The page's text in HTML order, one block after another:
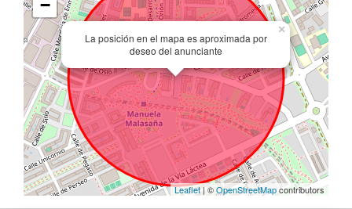
La posición en el mapa es aproximada por
deseo del anunciante
×
−
Leaflet | ©OpenStreetMapcontributors